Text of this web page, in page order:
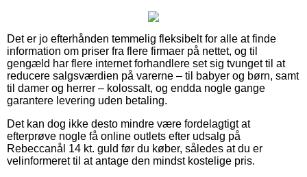
Det er jo efterhånden temmelig fleksibelt for alle at finde
information om priser fra flere firmaer på nettet, og til
gengæld har flere internet forhandlere set sig tvunget til at
reducere salgsværdien på varerne – til babyer og børn, samt
til damer og herrer – kolossalt, og endda nogle gange
garantere levering uden betaling.
Det kan dog ikke desto mindre være fordelagtigt at
efterprøve nogle få online outlets efter udsalg på
Rebeccanål 14 kt. guld før du køber, således at du er
velinformeret til at antage den mindst kostelige pris.